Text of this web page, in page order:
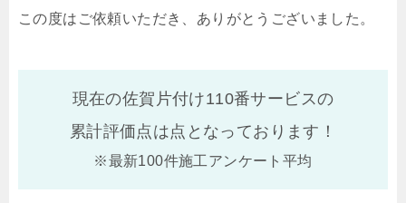
この度はご依頼いただき、ありがとうございました。
現在の佐賀片付け110番サービスの
累計評価点は点となっております！
※最新100件施工アンケート平均